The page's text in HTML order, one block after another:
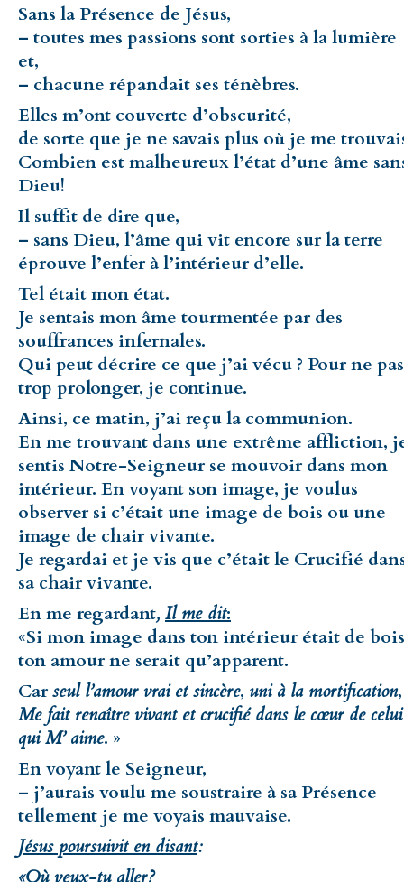
Sans la Présence de Jésus,
– toutes mes passions sont sorties à la lumière
et,
– chacune répandait ses ténèbres.
Elles m’ont couverte d’obscurité,
de sorte que je ne savais plus où je me
Combien est malheureux l’état d’une âme
Dieu!
Il suffit de dire que,
– sans Dieu, l’âme qui vit encore sur la terre
éprouve l’enfer à l’intérieur d’elle.
Tel était mon état.
Je sentais mon âme tourmentée par des
souffrances infernales.
Qui peut décrire ce que j’ai vécu ? Pour ne pas
trop prolonger, je continue.
Ainsi, ce matin, j’ai reçu la communion.
En me trouvant dans une extrême affliction,
sentis Notre-Seigneur se mouvoir dans mon
intérieur. En voyant son image, je voulus
observer si c’était une image de bois ou une
image de chair vivante.
Je regardai et je vis que c’était le Crucifié
sa chair vivante.
En me regardant, Il me dit:
«Si mon image dans ton intérieur était de
ton amour ne serait qu’apparent.
Carseul l’amour vrai et sincère, uni à la mortification,
Me fait renaître vivant et crucifié dans le cœur de celui
qui M’ aime. »
En voyant le Seigneur,
– j’aurais voulu me soustraire à sa Présence
tellement je me voyais mauvaise.
Jésus poursuivit en disant:
«Où veux-tu aller?